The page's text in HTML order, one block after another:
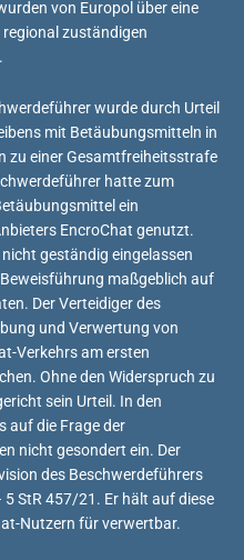
von Europol über eine
zuständigen
wurde durch Urteil
mit Betäubungsmitteln in
zu einer Gesamtfreiheitsstrafe
hatte zum
ein
EncroChat genutzt.
geständig eingelassen
maßgeblich auf
Der Verteidiger des
und Verwertung von
Verkehrs am ersten
Ohne den Widerspruch zu
sein Urteil. In den
auf die Frage der
nicht gesondert ein. Der
des Beschwerdeführers
StR 457/21. Er hält auf diese
Nutzern für verwertbar.